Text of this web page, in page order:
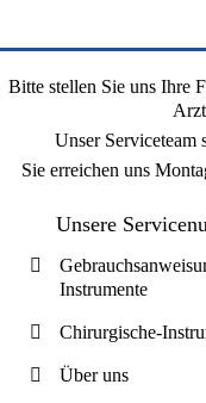
Bitte stellen Sie uns Ihre
Unser Serviceteam
Sie erreichen uns
Unsere
Instrumente
Chirurgische-
Über uns